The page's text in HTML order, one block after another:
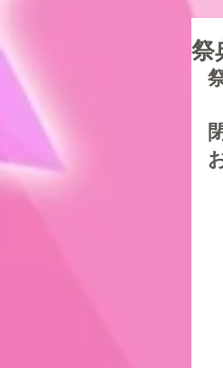
祭